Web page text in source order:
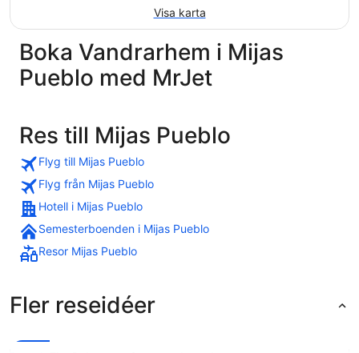
Visa karta
Boka Vandrarhem i Mijas
Pueblo med MrJet
Res till Mijas Pueblo
Flyg till Mijas Pueblo
Flyg från Mijas Pueblo
Hotell i Mijas Pueblo
Semesterboenden i Mijas Pueblo
Resor Mijas Pueblo
Fler reseidéer